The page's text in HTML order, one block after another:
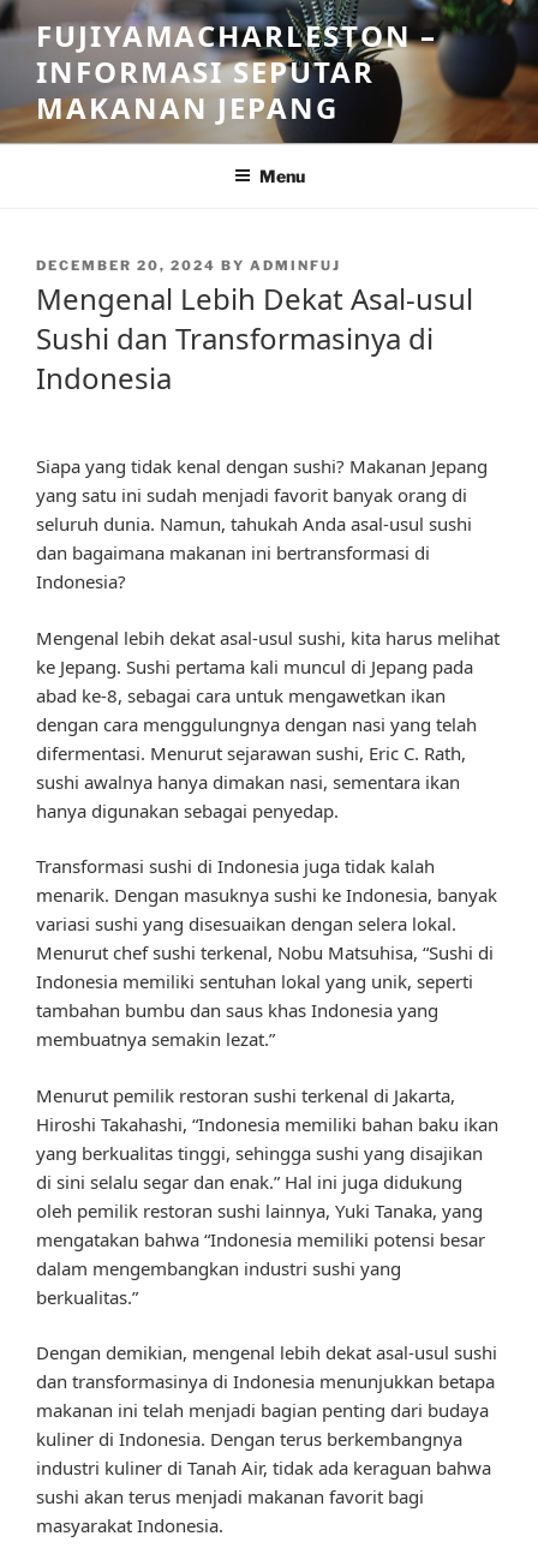
Skip
to
content
FUJIYAMACHARLESTON –
INFORMASI SEPUTAR
MAKANAN JEPANG
Menu
POSTED
DECEMBER 20, 2024 BY ADMINFUJ
Mengenal Lebih Dekat Asal-usul
Sushi dan Transformasinya di
Indonesia
Siapa yang tidak kenal dengan sushi? Makanan Jepang
yang satu ini sudah menjadi favorit banyak orang di
seluruh dunia. Namun, tahukah Anda asal-usul sushi
dan bagaimana makanan ini bertransformasi di
Indonesia?
Mengenal lebih dekat asal-usul sushi, kita harus melihat
ke Jepang. Sushi pertama kali muncul di Jepang pada
abad ke-8, sebagai cara untuk mengawetkan ikan
dengan cara menggulungnya dengan nasi yang telah
difermentasi. Menurut sejarawan sushi, Eric C. Rath,
sushi awalnya hanya dimakan nasi, sementara ikan
hanya digunakan sebagai penyedap.
Transformasi sushi di Indonesia juga tidak kalah
menarik. Dengan masuknya sushi ke Indonesia, banyak
variasi sushi yang disesuaikan dengan selera lokal.
Menurut chef sushi terkenal, Nobu Matsuhisa, “Sushi di
Indonesia memiliki sentuhan lokal yang unik, seperti
tambahan bumbu dan saus khas Indonesia yang
membuatnya semakin lezat.”
Menurut pemilik restoran sushi terkenal di Jakarta,
Hiroshi Takahashi, “Indonesia memiliki bahan baku ikan
yang berkualitas tinggi, sehingga sushi yang disajikan
di sini selalu segar dan enak.” Hal ini juga didukung
oleh pemilik restoran sushi lainnya, Yuki Tanaka, yang
mengatakan bahwa “Indonesia memiliki potensi besar
dalam mengembangkan industri sushi yang
berkualitas.”
Dengan demikian, mengenal lebih dekat asal-usul sushi
dan transformasinya di Indonesia menunjukkan betapa
makanan ini telah menjadi bagian penting dari budaya
kuliner di Indonesia. Dengan terus berkembangnya
industri kuliner di Tanah Air, tidak ada keraguan bahwa
sushi akan terus menjadi makanan favorit bagi
masyarakat Indonesia.